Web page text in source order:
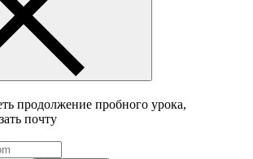
продолжение пробного урока,
почту